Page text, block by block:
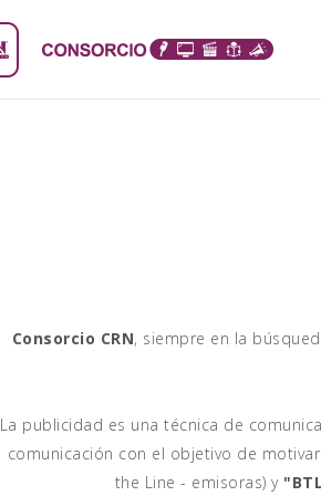
Consorcio CRN, siempre en la
La publicidad es una técnica de
comunicación con el objetivo de
the Line - emisoras) y